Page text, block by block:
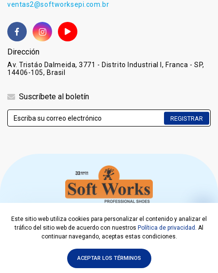
Este sitio web utiliza cookies para personalizar el contenido y analizar el
tráfico del sitio web de acuerdo con nuestros Política de privacidad. Al
continuar navegando, aceptas estas condiciones.
ACEPTAR LOS TÉRMINOS
ventas2@softworksepi.com.br
Dirección
Av. Tristáo Dalmeida, 3771 - Distrito Industrial I, Franca - SP,
14406-105, Brasil
Suscríbete al boletín
REGISTRAR
COPYRIGHT © 2021. SOFT WORKS EPI CALÇADOS LTDA
CNPJ 00.218.308/0001-08
DESARROLLADO POR